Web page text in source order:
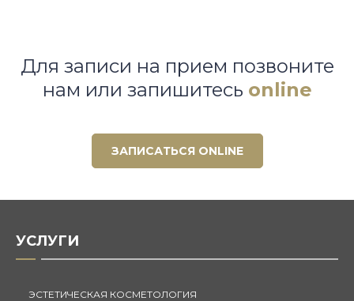
Для записи на прием позвоните
нам или запишитесь online
ЗАПИСАТЬСЯ ONLINE
УСЛУГИ
ЭСТЕТИЧЕСКАЯ КОСМЕТОЛОГИЯ